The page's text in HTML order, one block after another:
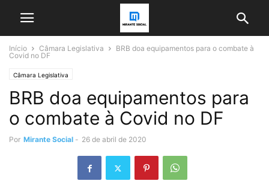
Início Câmara Legislativa
BRB doa equipamentos para o combate à
Covid no DF
Câmara Legislativa
BRB doa equipamentos para
o combate à Covid no DF
Por Mirante Social - 26 de abril de 2020